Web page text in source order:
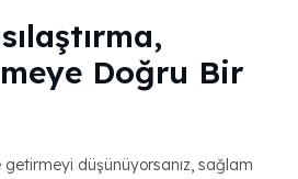
Doğru Bir
getirmeyi düşünüyorsanız, sağlam